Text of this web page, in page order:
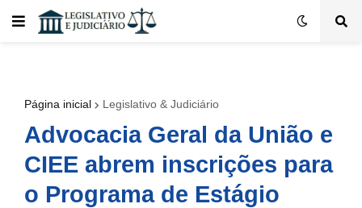
Página inicial Legislativo & Judiciário
Advocacia Geral da União e
CIEE abrem inscrições para
o Programa de Estágio